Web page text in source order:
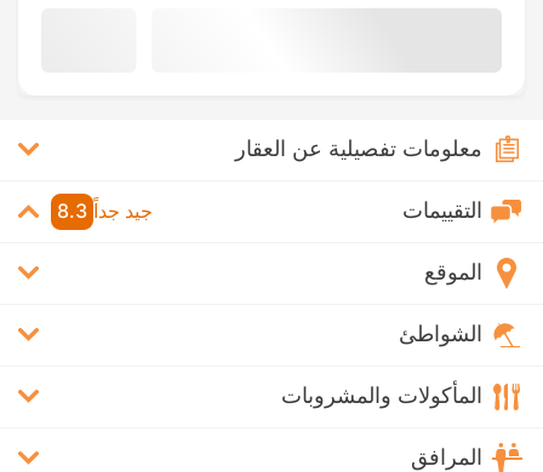
معلومات تفصيلية عن العقار
التقييمات جيد جداً 8.3
الموقع
الشواطئ
المأكولات والمشروبات
المرافق